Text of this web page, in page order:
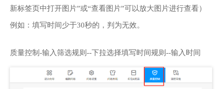
新标签页中打开图片”或“查看图片”可以放大图片进行查看）
例如：填写时间少于30秒的，判为无效。
质量控制-输入筛选规则--下拉选择填写时间规则--输入时间